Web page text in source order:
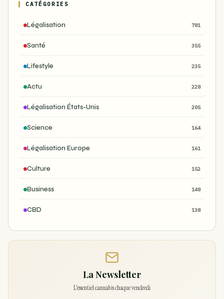
CATÉGORIES
Légalisation 781
Santé 355
Lifestyle 235
Actu 228
Légalisation États-Unis 205
Science 164
Légalisation Europe 161
Culture 152
Business 148
CBD 138
La Newsletter
L'essentiel cannabis chaque vendredi